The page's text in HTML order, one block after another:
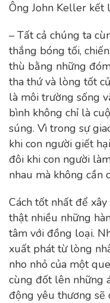
Ông John Keller kết
– Tất cả chúng ta
thắng bóng tối,
thù bằng những
tha thứ và lòng tốt
là môi trường sống
bình không chỉ là
súng. Vì trong sự
khi con người giết
đôi khi con người
nhau mà không cần
Cách tốt nhất để
thật nhiều những
tâm với đồng loại.
xuất phát từ lòng
nho nhỏ của một
cùng đốt lên những
động yêu thương sẽ